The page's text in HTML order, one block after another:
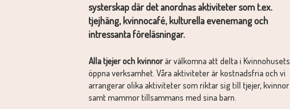
systerskap där det anordnas aktiviteter som t.ex.
tjejhäng, kvinnocafé, kulturella evenemang och
intressanta föreläsningar.
Alla tjejer och kvinnorär välkomna att delta i Kvinnohusets
öppna verksamhet. Våra aktiviteter är kostnadsfria och vi
arrangerar olika aktiviteter som riktar sig till tjejer, kvinnor
samt mammor tillsammans med sina barn.